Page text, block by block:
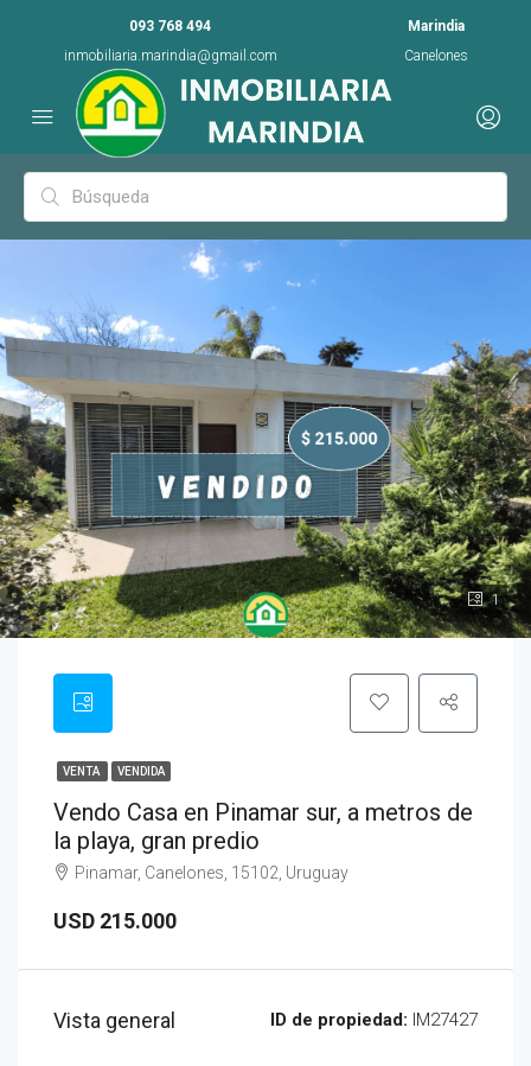
093 768 494
inmobiliaria.marindia@gmail.com
Marindia
Canelones
1
VENTA VENDIDA
Vendo Casa en Pinamar sur, a metros de
la playa, gran predio
Pinamar, Canelones, 15102, Uruguay
USD 215.000
Vista general ID de propiedad: IM27427